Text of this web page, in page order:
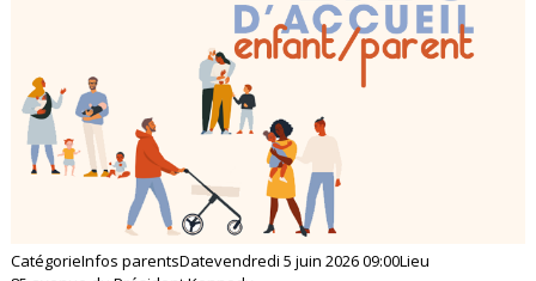
CatégorieInfos parentsDatevendredi 5 juin 202609:00Lieu